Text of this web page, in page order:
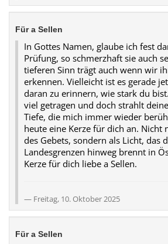
Für a Sellen
In Gottes Namen, glaube ich fest
Prüfung, so schmerzhaft sie auch
tieferen Sinn trägt auch wenn wir
erkennen. Vielleicht ist es gerade
daran zu erinnern, wie stark du
viel getragen und doch strahlt
Tiefe, die mich immer wieder
heute eine Kerze für dich an. Nicht
des Gebets, sondern als Licht, das
Landesgrenzen hinweg brennt in
Kerze für dich liebe a Sellen.
Freitag, 10. Oktober 2025
Für a Sellen